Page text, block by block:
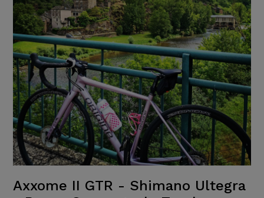
Axxome II GTR - Shimano Ultegra